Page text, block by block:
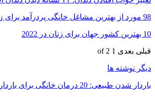
98 مورد از بهترین مشاغل خانگی پردرآمد برای زنان
10 بهترین کشور جهان برای زنان در 2022
قبلی بعدی 1 of 2
دیگر نوشته ها
باردار شدن طبیعی: 20 درمان خانگی برای بارداری با کمک تغذیه